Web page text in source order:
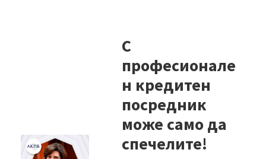
С
професионале
н кредитен
посредник
може само да
спечелите!